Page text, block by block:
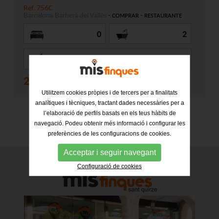
Ref. 756C
- COMPRAR - RESTAURANTE
0 2
239.000 €
Utilitzem cookies pròpies i de tercers per a finalitats
analítiques i tècniques, tractant dades necessàries per a
l’elaboració de perfils basats en els teus hàbits de
navegació. Podeu obtenir més informació i configurar les
preferències de les configuracions de cookies.
Acceptar i seguir navegant
Configuració de cookies